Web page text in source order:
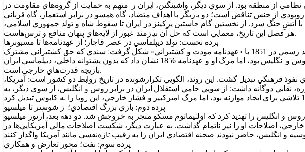
از منطقه بود. از سوي ديگر، واشينگتن، ايران را متهم به حمايت از گروه‌هاي مقاومت در
از جنس تناقض است؛ دو بازيگر با اهداف متضاد، گاه همسو در برابر استعمار، گاه قرباني
آتشِ جنگ سرد. از نخستين گام جاستين پرکينز در ايران تا سقوط شاه و تولد جمهوري اسلامي،
هر فصل اين تاريخ، معمايي است که حل آن نيازمند عبور از لايه‌هاي پنهان منافع و ترس‌هاست.
پرده نخست: تولد ديپلماسي در عصر قاجار؛ از عهدنامه‌ها تا مسيونر‌ها
پاگذاري جاستين پرکينز، ميسيونر آمريکايي، در سال 1834 سرآغاز تماس مستقيم دو فرهنگ بود. اما نخستين پيوند رسمي در 1851 با »عهدنامه مودت و کشتيراني« شکل گرفت؛ سندي که حق کشتيراني مشترک
و اصل »دولت کاملةالوداد« را تضمين کرد. اميرکبير، با دورانديشي، به دنبال ايجاد موازنه در برابر فشار‌هاي روس و انگليس بود، اما مرگ او و عهدنامه 1856 نشان داد که بدون پشتوانه داخلي، ديپلماسي ايران
بازيچه قدرت‌هاي خارجي است.
نفوذ فرهنگي تبديل گشت. اين روند، الگويي تکرارشونده در تاريخ روابط دو کشور است: آمريکا،
نقابي دوگانه داشت: از سويي حامي استقلال ايران در برابر روس و انگليس، از سوي ديگر، به
پرده دوم: بازي بزرگ اقتصادي؛ از شوستر تا ميلسپو
چنان منافع روس و انگليس را تهديد کرد که اولتيماتوم مسکو منجر به خروجش شد. دو دهه بعد، آرتور ميلسپو
خارجي، اصلاحات او را نيز ناتمام گذاشت. به عبارت ديگر، شکست اصلاحات مالي آمريکايي‌ها در
پرده سوم: نفت؛ محور تعارض و همکاري